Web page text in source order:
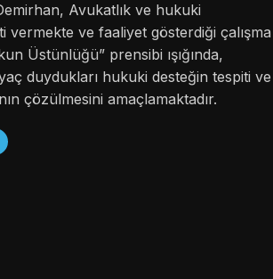
Avukatlık ve hukuki
vermekte ve faaliyet gösterdiği çalışma
Üstünlüğü” prensibi ışığında,
duydukları hukuki desteğin tespiti ve
çözülmesini amaçlamaktadır.